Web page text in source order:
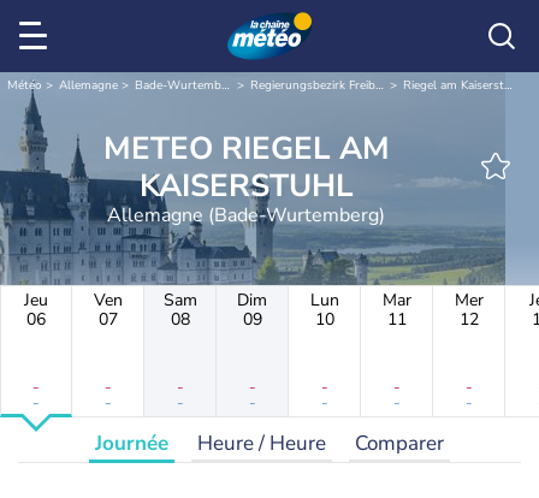
Météo Allemagne Bade-Wurtemberg Regierungsbezirk Freiburg Riegel am Kaiserstuhl
METEO RIEGEL AM
KAISERSTUHL
Allemagne (Bade-Wurtemberg)
Jeu
06
-
-
Ven
07
-
-
Sam
08
-
-
Dim
09
-
-
Lun
10
-
-
Mar
11
-
-
Mer
12
-
-
Journée Heure / Heure Comparer